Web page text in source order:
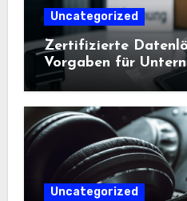
Uncategorized
Zertifizierte
Vorgaben für
Uncategorized